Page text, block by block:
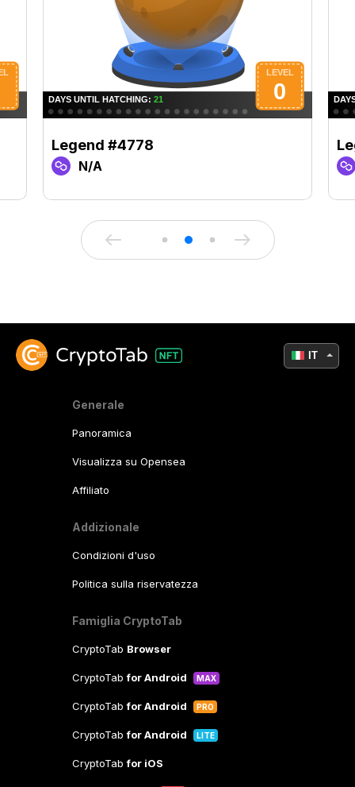
Legend #4778
N/A
Generale
Panoramica
Visualizza su Opensea
Affiliato
Addizionale
Condizioni d'uso
Politica sulla riservatezza
Famiglia CryptoTab
CryptoTab Browser
CryptoTabfor Android MAX
CryptoTabfor Android PRO
CryptoTabfor Android LITE
CryptoTabfor iOS
IT